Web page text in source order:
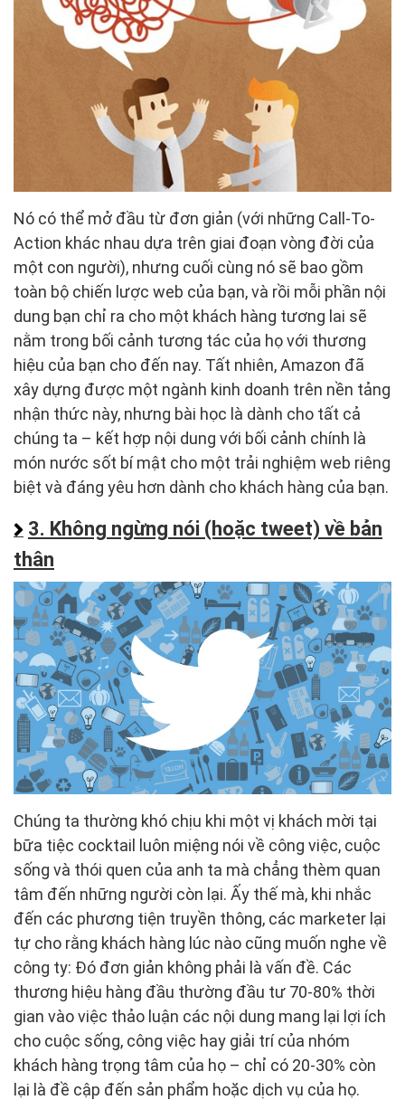
Nó có thể mở đầu từ đơn giản (với những Call-To-
Action khác nhau dựa trên giai đoạn vòng đời của
một con người), nhưng cuối cùng nó sẽ bao gồm
toàn bộ chiến lược web của bạn, và rồi mỗi phần nội
dung bạn chỉ ra cho một khách hàng tương lai sẽ
nằm trong bối cảnh tương tác của họ với thương
hiệu của bạn cho đến nay. Tất nhiên, Amazon đã
xây dựng được một ngành kinh doanh trên nền tảng
nhận thức này, nhưng bài học là dành cho tất cả
chúng ta – kết hợp nội dung với bối cảnh chính là
món nước sốt bí mật cho một trải nghiệm web riêng
biệt và đáng yêu hơn dành cho khách hàng của bạn.
3. Không ngừng nói (hoặc tweet) về bản
thân
Chúng ta thường khó chịu khi một vị khách mời tại
bữa tiệc cocktail luôn miệng nói về công việc, cuộc
sống và thói quen của anh ta mà chẳng thèm quan
tâm đến những người còn lại. Ấy thế mà, khi nhắc
đến các phương tiện truyền thông, các marketer lại
tự cho rằng khách hàng lúc nào cũng muốn nghe về
công ty: Đó đơn giản không phải là vấn đề. Các
thương hiệu hàng đầu thường đầu tư 70-80% thời
gian vào việc thảo luận các nội dung mang lại lợi ích
cho cuộc sống, công việc hay giải trí của nhóm
khách hàng trọng tâm của họ – chỉ có 20-30% còn
lại là đề cập đến sản phẩm hoặc dịch vụ của họ.